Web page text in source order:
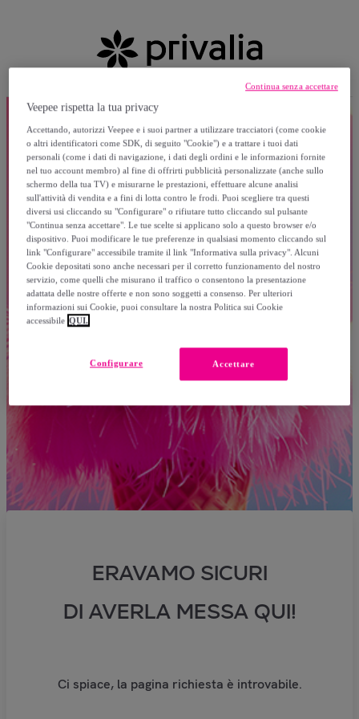
ERAVAMO SICURI
DI AVERLA MESSA QUI!
Ci spiace, la pagina richiesta è introvabile.
Veepee rispetta la tua privacy
Accettando, autorizzi Veepee e i suoi partner a utilizzare tracciatori (come cookie
o altri identificatori come SDK, di seguito "Cookie") e a trattare i tuoi dati
personali (come i dati di navigazione, i dati degli ordini e le informazioni fornite
nel tuo account membro) al fine di offrirti pubblicità personalizzate (anche sullo
schermo della tua TV) e misurarne le prestazioni, effettuare alcune analisi
sull'attività di vendita e a fini di lotta contro le frodi. Puoi scegliere tra questi
diversi usi cliccando su "Configurare" o rifiutare tutto cliccando sul pulsante
"Continua senza accettare". Le tue scelte si applicano solo a questo browser e/o
dispositivo. Puoi modificare le tue preferenze in qualsiasi momento cliccando sul
link "Configurare" accessibile tramite il link "Informativa sulla privacy". Alcuni
Cookie depositati sono anche necessari per il corretto funzionamento del nostro
servizio, come quelli che misurano il traffico o consentono la presentazione
adattata delle nostre offerte e non sono soggetti a consenso. Per ulteriori
informazioni sui Cookie, puoi consultare la nostra Politica sui Cookie
accessibile QUI.
Accettare
Configurare
Continua senza accettare